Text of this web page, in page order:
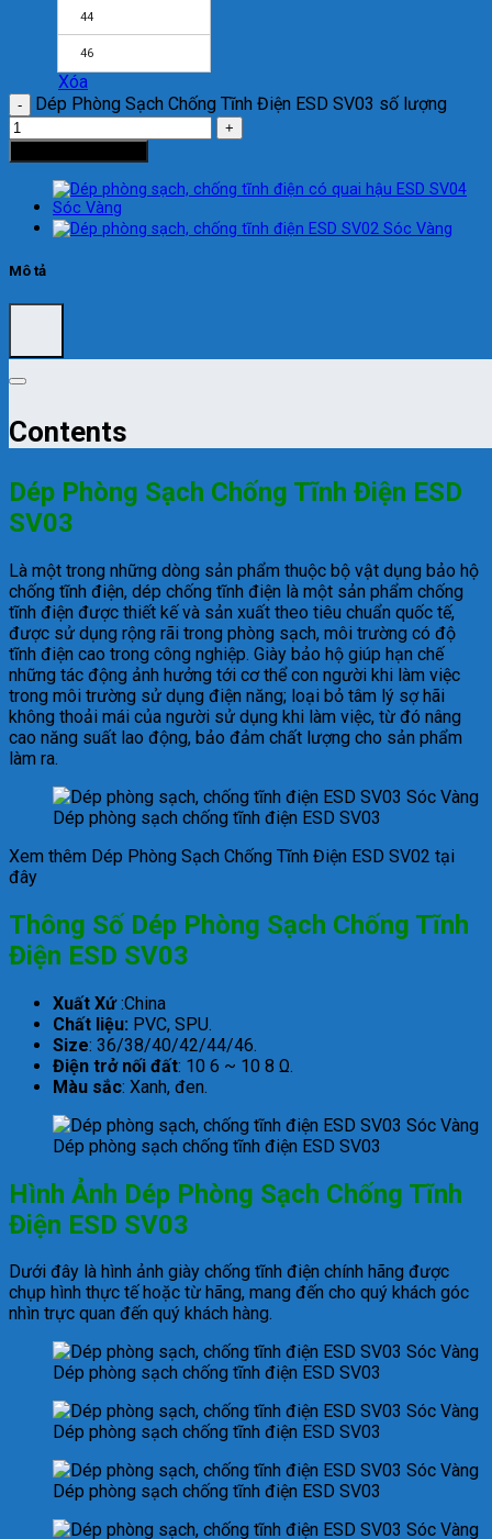
44
46
Xóa
Dép Phòng Sạch Chống Tĩnh Điện ESD SV03 số lượng
Mô tả
Contents
Dép Phòng Sạch Chống Tĩnh Điện ESD
SV03
Là một trong những dòng sản phẩm thuộc bộ vật dụng bảo hộ
chống tĩnh điện, dép chống tĩnh điện là một sản phẩm chống
tĩnh điện được thiết kế và sản xuất theo tiêu chuẩn quốc tế,
được sử dụng rộng rãi trong phòng sạch, môi trường có độ
tĩnh điện cao trong công nghiệp. Giày bảo hộ giúp hạn chế
những tác động ảnh hưởng tới cơ thể con người khi làm việc
trong môi trường sử dụng điện năng; loại bỏ tâm lý sợ hãi
không thoải mái của người sử dụng khi làm việc, từ đó nâng
cao năng suất lao động, bảo đảm chất lượng cho sản phẩm
làm ra.
Dép phòng sạch chống tĩnh điện ESD SV03
Xem thêm Dép Phòng Sạch Chống Tĩnh Điện ESD SV02 tại
đây
Thông Số Dép Phòng Sạch Chống Tĩnh
Điện ESD SV03
Xuất Xứ:China
Chất liệu: PVC, SPU.
Size: 36/38/40/42/44/46.
Điện trở nối đất: 10 6 ~ 10 8 Ω.
Màu sắc: Xanh, đen.
Dép phòng sạch chống tĩnh điện ESD SV03
Hình Ảnh Dép Phòng Sạch Chống Tĩnh
Điện ESD SV03
Dưới đây là hình ảnh giày chống tĩnh điện chính hãng được
chụp hình thực tế hoặc từ hãng, mang đến cho quý khách góc
nhìn trực quan đến quý khách hàng.
Dép phòng sạch chống tĩnh điện ESD SV03
Dép phòng sạch chống tĩnh điện ESD SV03
Dép phòng sạch chống tĩnh điện ESD SV03